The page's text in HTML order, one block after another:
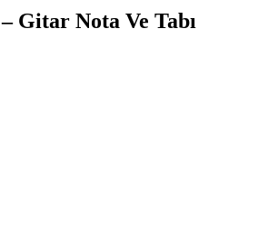
Gitar Nota Ve Tabı